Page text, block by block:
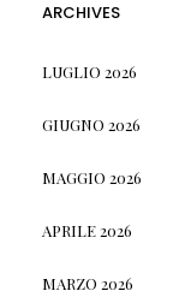
ARCHIVES
LUGLIO 2026
GIUGNO 2026
MAGGIO 2026
APRILE 2026
MARZO 2026